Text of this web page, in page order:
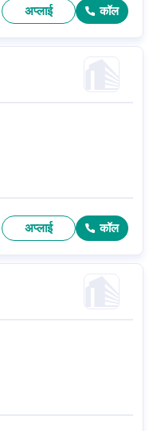
अप्लाई कॉल
अप्लाई कॉल